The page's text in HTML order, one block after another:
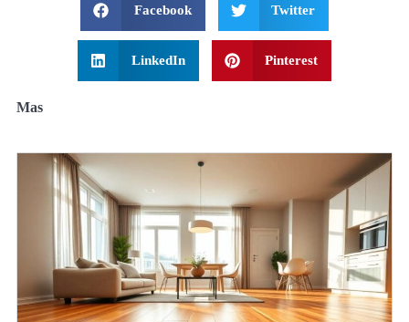
Facebook Twitter
LinkedIn Pinterest
Mas